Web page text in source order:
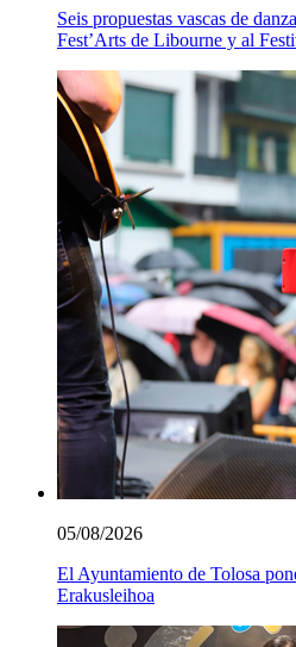
Seis propuestas vascas de
Fest’Arts de Libourne y al
05/08/2026
El Ayuntamiento de Tolosa
Erakusleihoa